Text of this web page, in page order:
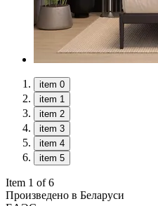
item 0
item 1
item 2
item 3
item 4
item 5
Item 1 of 6
Произведено в Беларуси